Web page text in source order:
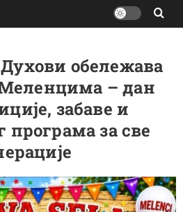
обележава
Меленцима – дан
забаве и
програма за све